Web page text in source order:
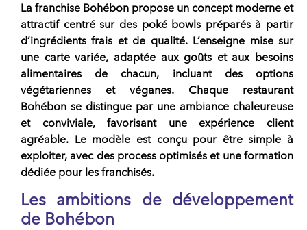
La franchise Bohébon propose un concept moderne et
attractif centré sur des poké bowls préparés à partir
d’ingrédients frais et de qualité. L’enseigne mise sur
une carte variée, adaptée aux goûts et aux besoins
alimentaires de chacun, incluant des options
végétariennes et véganes. Chaque restaurant
Bohébon se distingue par une ambiance chaleureuse
et conviviale, favorisant une expérience client
agréable. Le modèle est conçu pour être simple à
exploiter, avec des process optimisés et une formation
dédiée pour les franchisés.
Les ambitions de développement
de Bohébon